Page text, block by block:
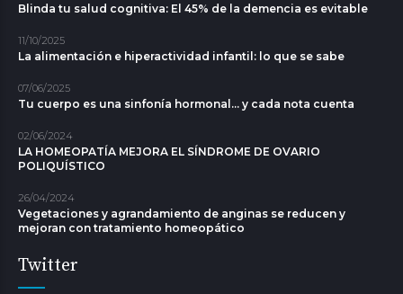
Blinda tu salud cognitiva: El 45% de la demencia es evitable
11/10/2025
La alimentación e hiperactividad infantil: lo que se sabe
07/06/2025
Tu cuerpo es una sinfonía hormonal... y cada nota cuenta
02/06/2024
LA HOMEOPATÍA MEJORA EL SÍNDROME DE OVARIO
POLIQUÍSTICO
26/04/2024
Vegetaciones y agrandamiento de anginas se reducen y
mejoran con tratamiento homeopático
Twitter